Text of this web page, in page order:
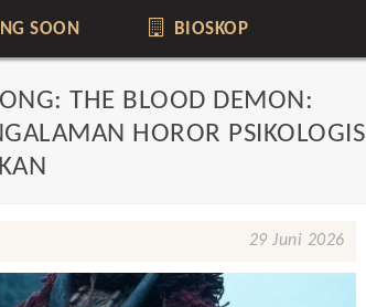
SOON BIOSKOP
THE BLOOD DEMON:
HOROR PSIKOLOGIS
29 Juni 2026